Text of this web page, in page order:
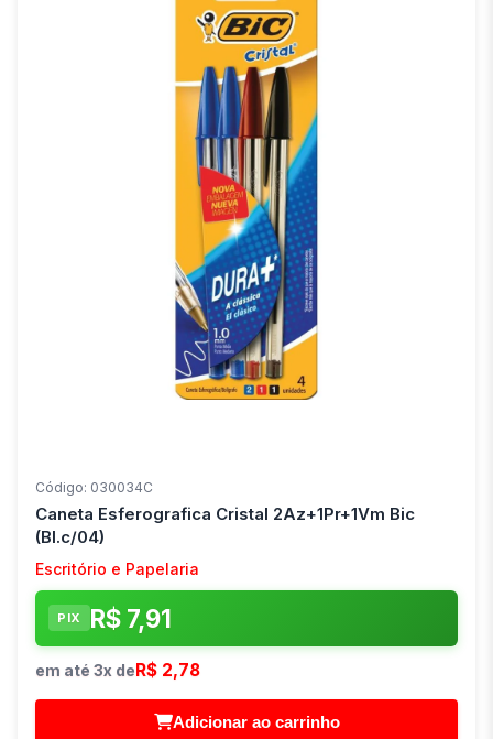
Código: 030034C
Caneta Esferografica Cristal 2Az+1Pr+1Vm Bic
(Bl.c/04)
Escritório e Papelaria
PIX R$ 7,91
em até 3x deR$ 2,78
Adicionar ao carrinho